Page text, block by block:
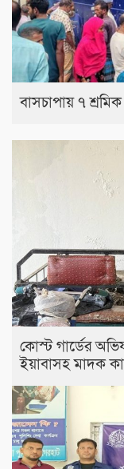
বাসচাপায় ৭
কোস্ট গার্ডের
ইয়াবাসহ মাদক